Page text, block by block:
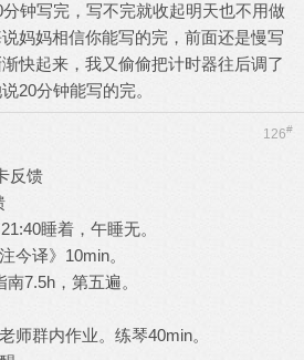
钟写完，写不完就收起明天也不用做
妈妈相信你能写的完，前面还是慢写
快起来，我又偷偷把计时器往后调了
20分钟能写的完。
126#
反馈
睡着，午睡无。
今译》10min。
7.5h，第五遍。
师群内作业。练琴40min。